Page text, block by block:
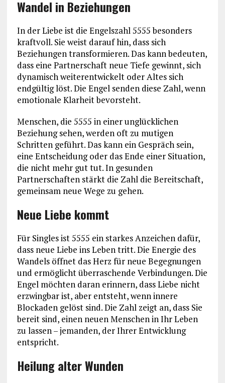
Wandel in Beziehungen
In der Liebe ist die Engelszahl 5555 besonders
kraftvoll. Sie weist darauf hin, dass sich
Beziehungen transformieren. Das kann bedeuten,
dass eine Partnerschaft neue Tiefe gewinnt, sich
dynamisch weiterentwickelt oder Altes sich
endgültig löst. Die Engel senden diese Zahl, wenn
emotionale Klarheit bevorsteht.
Menschen, die 5555 in einer unglücklichen
Beziehung sehen, werden oft zu mutigen
Schritten geführt. Das kann ein Gespräch sein,
eine Entscheidung oder das Ende einer Situation,
die nicht mehr gut tut. In gesunden
Partnerschaften stärkt die Zahl die Bereitschaft,
gemeinsam neue Wege zu gehen.
Neue Liebe kommt
Für Singles ist 5555 ein starkes Anzeichen dafür,
dass neue Liebe ins Leben tritt. Die Energie des
Wandels öffnet das Herz für neue Begegnungen
und ermöglicht überraschende Verbindungen. Die
Engel möchten daran erinnern, dass Liebe nicht
erzwingbar ist, aber entsteht, wenn innere
Blockaden gelöst sind. Die Zahl zeigt an, dass Sie
bereit sind, einen neuen Menschen in Ihr Leben
zu lassen – jemanden, der Ihrer Entwicklung
entspricht.
Heilung alter Wunden